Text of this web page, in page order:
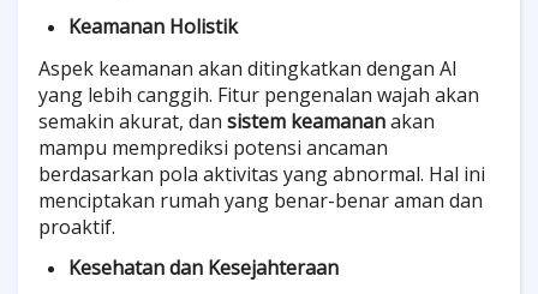
Keamanan Holistik
Aspek keamanan akan ditingkatkan dengan AI
yang lebih canggih. Fitur pengenalan wajah akan
semakin akurat, dan sistem keamananakan
mampu memprediksi potensi ancaman
berdasarkan pola aktivitas yang abnormal. Hal ini
menciptakan rumah yang benar-benar aman dan
proaktif.
Kesehatan dan Kesejahteraan